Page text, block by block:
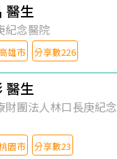
醫生
紀念醫院
雄市 分享數226
醫生
財團法人林口長庚紀念
園市 分享數23